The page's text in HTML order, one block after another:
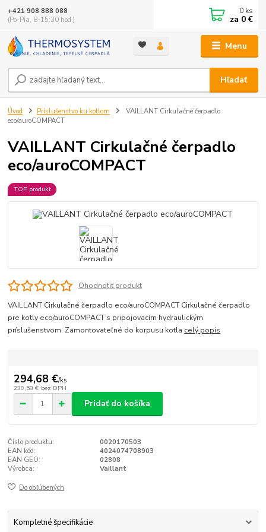
Menu
Hľadať
+421 908 888 088
(Po-Pia, 8-15:30 hod.)
0 ks
za 0 €
Úvod Príslušenstvo ku kotlom
VAILLANT Cirkulačné čerpadlo
eco/auroCOMPACT
VAILLANT Cirkulačné čerpadlo
eco/auroCOMPACT
TOP produkt
Ohodnotiť produkt
VAILLANT Cirkulačné čerpadlo eco/auroCOMPACT Cirkulačné čerpadlo
pre kotly eco/auroCOMPACT s pripojovacím hydraulickým
príslušenstvom. Zamontovateľné do korpusu kotla celý popis
294,68 €/ks
239,58 € bez DPH
Pridať do košíka
Číslo produktu:
0020170503
EAN kód:
4024074708903
EAN GEO:
02808
Výrobca:
Vaillant
Do obľúbených
Kompletné špecifikácie